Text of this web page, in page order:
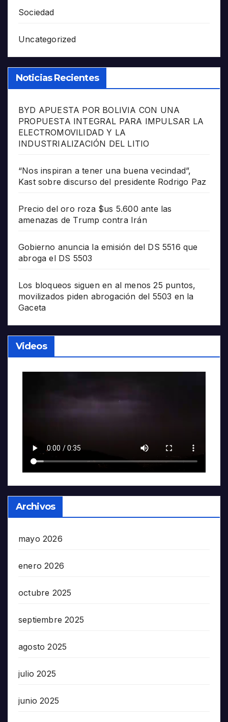
Sociedad
Uncategorized
Noticias Recientes
BYD APUESTA POR BOLIVIA CON UNA
PROPUESTA INTEGRAL PARA IMPULSAR LA
ELECTROMOVILIDAD Y LA
INDUSTRIALIZACIÓN DEL LITIO
“Nos inspiran a tener una buena vecindad”,
Kast sobre discurso del presidente Rodrigo Paz
Precio del oro roza $us 5.600 ante las
amenazas de Trump contra Irán
Gobierno anuncia la emisión del DS 5516 que
abroga el DS 5503
Los bloqueos siguen en al menos 25 puntos,
movilizados piden abrogación del 5503 en la
Gaceta
Videos
Archivos
mayo 2026
enero 2026
octubre 2025
septiembre 2025
agosto 2025
julio 2025
junio 2025